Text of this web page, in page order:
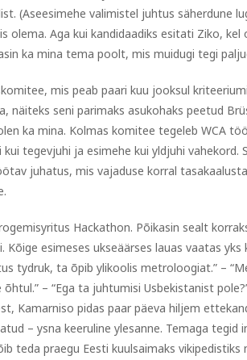
(Aseesimehe valimistel juhtus säherdune
olema. Aga kui kandidaadiks esitati Ziko,
ka mina tema poolt, mis muidugi tegi
mis peab paari kuu jooksul
näiteks seni parimaks asukohaks peetud
ka mina. Kolmas komitee tegeleb WCA
tegevjuhi ja esimehe kui yldjuhi vahekord.
juhatus, mis vajaduse korral
Hackathon. Põikasin sealt
esimeses ukseäärses lauas vaatas
tydruk, ta õpib ylikoolis metroloogiat.” –
– “Ega ta juhtumisi Usbekistanist
Kamarniso pidas paar päeva hiljem
– ysna keeruline ylesanne. Temaga tegid
teda praegu Eesti kuulsaimaks